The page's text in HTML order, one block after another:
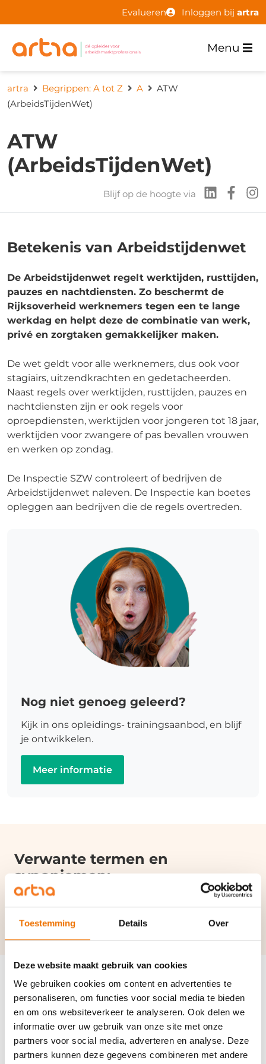
Toestemming Details Over
Deze website maakt gebruik van cookies
We gebruiken cookies om content en advertenties te
personaliseren, om functies voor social media te bieden
en om ons websiteverkeer te analyseren. Ook delen we
informatie over uw gebruik van onze site met onze
partners voor social media, adverteren en analyse. Deze
partners kunnen deze gegevens combineren met andere
Evalueren Inloggen bij artra
Menu
artra Begrippen: A tot Z A
ATW
(ArbeidsTijdenWet)
ATW
(ArbeidsTijdenWet)
Blijf op de hoogte via
Betekenis van Arbeidstijdenwet
De Arbeidstijdenwet regelt werktijden, rusttijden,
pauzes en nachtdiensten. Zo beschermt de
Rijksoverheid werknemers tegen een te lange
werkdag en helpt deze de combinatie van werk,
privé en zorgtaken gemakkelijker maken.
De wet geldt voor alle werknemers, dus ook voor
stagiairs, uitzendkrachten en gedetacheerden.
Naast regels over werktijden, rusttijden, pauzes en
nachtdiensten zijn er ook regels voor
oproepdiensten, werktijden voor jongeren tot 18 jaar,
werktijden voor zwangere of pas bevallen vrouwen
en werken op zondag.
De Inspectie SZW controleert of bedrijven de
Arbeidstijdenwet naleven. De Inspectie kan boetes
opleggen aan bedrijven die de regels overtreden.
Nog niet genoeg geleerd?
Kijk in ons opleidings- trainingsaanbod, en blijf
je ontwikkelen.
Meer informatie
Verwante termen en
synoniemen:
Uitzendkracht|Inspectie SZW|ARBO-wet
Disclaimer
Het onderstaande is van toepassing op de pagina’s van het kenniscentrum
(begrippen). Door deze pagina’s te raadplegen stem je in met deze
disclaimer. Deze website is een uitgave van artra. Wij stellen gegevens op